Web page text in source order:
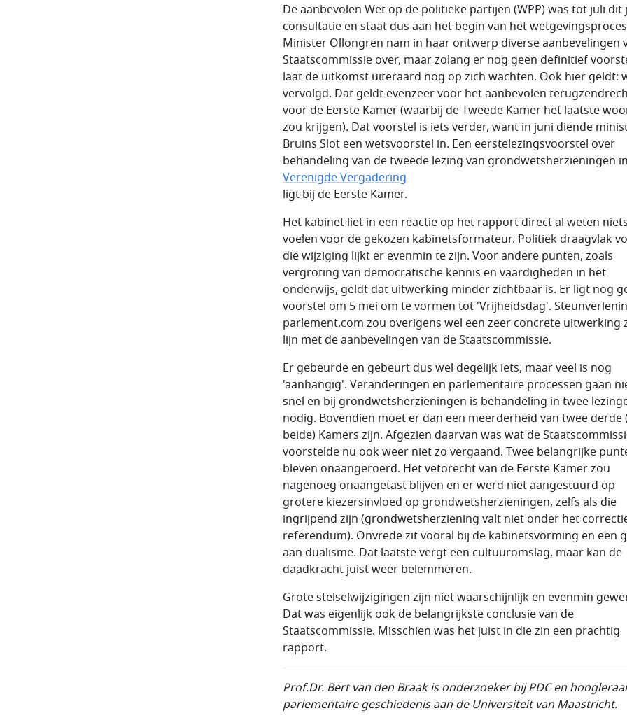
De aanbevolen Wet op de politieke partijen (WPP) was tot juli dit
consultatie en staat dus aan het begin van het
Minister Ollongren nam in haar ontwerp diverse aanbevelingen
Staatscommissie over, maar zolang er nog geen definitief
laat de uitkomst uiteraard nog op zich wachten. Ook hier geldt:
vervolgd. Dat geldt evenzeer voor het aanbevolen
voor de Eerste Kamer (waarbij de Tweede Kamer het laatste
zou krijgen). Dat voorstel is iets verder, want in juni diende
Bruins Slot een wetsvoorstel in. Een eerstelezingsvoorstel over
behandeling van de tweede lezing van grondwetsherzieningen
Verenigde Vergadering
ligt bij de Eerste Kamer.
Het kabinet liet in een reactie op het rapport direct al weten
voelen voor de gekozen kabinetsformateur. Politiek draagvlak
die wijziging lijkt er evenmin te zijn. Voor andere punten, zoals
vergroting van democratische kennis en vaardigheden in het
onderwijs, geldt dat uitwerking minder zichtbaar is. Er ligt nog
voorstel om 5 mei om te vormen tot 'Vrijheidsdag'.
parlement.com zou overigens wel een zeer concrete uitwerking
lijn met de aanbevelingen van de Staatscommissie.
Er gebeurde en gebeurt dus wel degelijk iets, maar veel is nog
'aanhangig'. Veranderingen en parlementaire processen gaan
snel en bij grondwetsherzieningen is behandeling in twee
nodig. Bovendien moet er dan een meerderheid van twee derde
beide) Kamers zijn. Afgezien daarvan was wat de
voorstelde nu ook weer niet zo vergaand. Twee belangrijke
bleven onaangeroerd. Het vetorecht van de Eerste Kamer zou
nagenoeg onaangetast blijven en er werd niet aangestuurd op
grotere kiezersinvloed op grondwetsherzieningen, zelfs als die
ingrijpend zijn (grondwetsherziening valt niet onder het
referendum). Onvrede zit vooral bij de kabinetsvorming en een
aan dualisme. Dat laatste vergt een cultuuromslag, maar kan de
daadkracht juist weer belemmeren.
Grote stelselwijzigingen zijn niet waarschijnlijk en evenmin
Dat was eigenlijk ook de belangrijkste conclusie van de
Staatscommissie. Misschien was het juist in die zin een prachtig
rapport.
Prof.Dr. Bert van den Braak is onderzoeker bij PDC en
parlementaire geschiedenis aan de Universiteit van Maastricht.